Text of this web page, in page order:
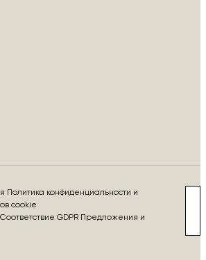
Политика конфиденциальности и
cookie
GDPR Предложения и